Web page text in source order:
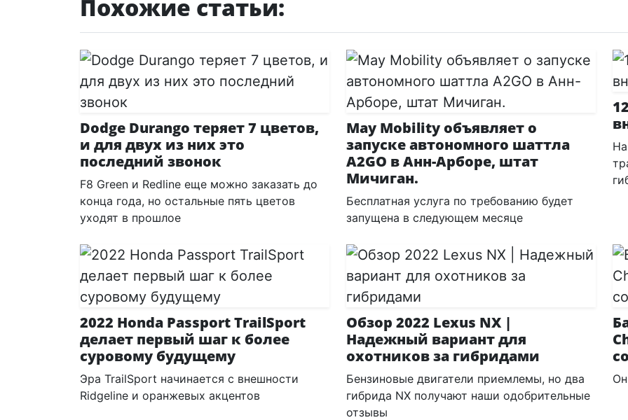
Похожие статьи:
Dodge Durango теряет 7 цветов,
и для двух из них это
последний звонок
F8 Green и Redline еще можно заказать до
конца года, но остальные пять цветов
уходят в прошлое
May Mobility объявляет о
запуске автономного шаттла
A2GO в Анн-Арборе, штат
Мичиган.
Бесплатная услуга по требованию будет
запущена в следующем месяце
2022 Honda Passport TrailSport
делает первый шаг к более
суровому будущему
Эра TrailSport начинается с внешности
Ridgeline и оранжевых акцентов
Обзор 2022 Lexus NX |
Надежный вариант для
охотников за гибридами
Бензиновые двигатели приемлемы, но два
гибрида NX получают наши одобрительные
отзывы